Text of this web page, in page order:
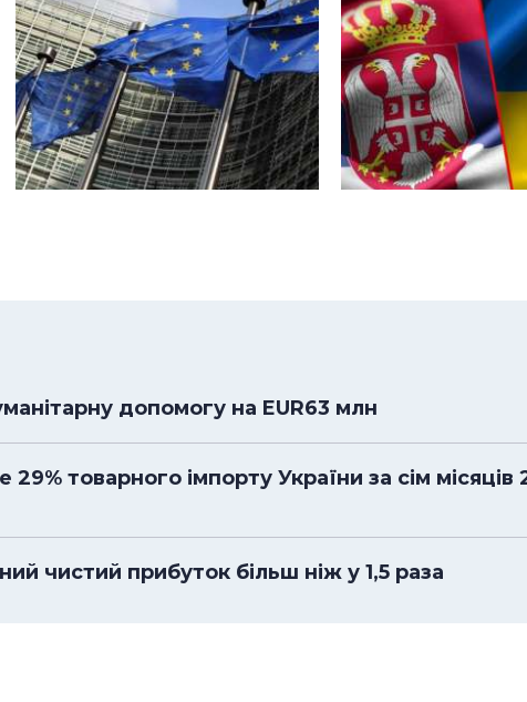
допомогу на EUR63 млн
товарного імпорту України за сім місяців
чистий прибуток більш ніж у 1,5 раза